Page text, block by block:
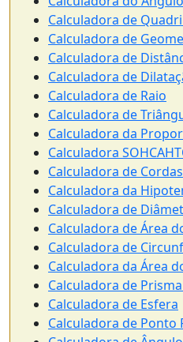
Calculadora de
Calculadora de
Calculadora de
Calculadora de
Calculadora de Raio
Calculadora de
Calculadora da
Calculadora
Calculadora de Cordas
Calculadora da
Calculadora de
Calculadora de Área
Calculadora de
Calculadora da Área
Calculadora de
Calculadora de Esfera
Calculadora de Ponto